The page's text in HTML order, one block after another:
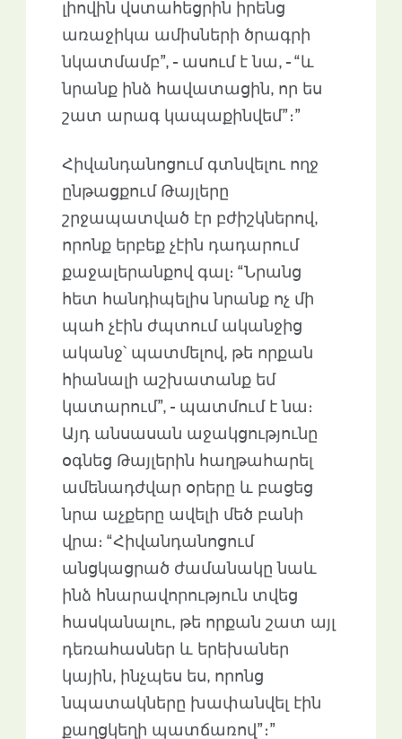
լիովին վստահեցրին իրենց
առաջիկա ամիսների ծրագրի
նկատմամբ”, - ասում է նա, - “և
նրանք ինձ հավատացին, որ ես
շատ արագ կապաքինվեմ”։”
Հիվանդանոցում գտնվելու ողջ
ընթացքում Թայլերը
շրջապատված էր բժիշկներով,
որոնք երբեք չէին դադարում
քաջալերանքով գալ։ “Նրանց
հետ հանդիպելիս նրանք ոչ մի
պահ չէին ժպտում ականջից
ականջ՝ պատմելով, թե որքան
հիանալի աշխատանք եմ
կատարում”, - պատմում է նա։
Այդ անսասան աջակցությունը
օգնեց Թայլերին հաղթահարել
ամենադժվար օրերը և բացեց
նրա աչքերը ավելի մեծ բանի
վրա։ “Հիվանդանոցում
անցկացրած ժամանակը նաև
ինձ հնարավորություն տվեց
հասկանալու, թե որքան շատ այլ
դեռահասներ և երեխաներ
կային, ինչպես ես, որոնց
նպատակները խափանվել էին
քաղցկեղի պատճառով”։”